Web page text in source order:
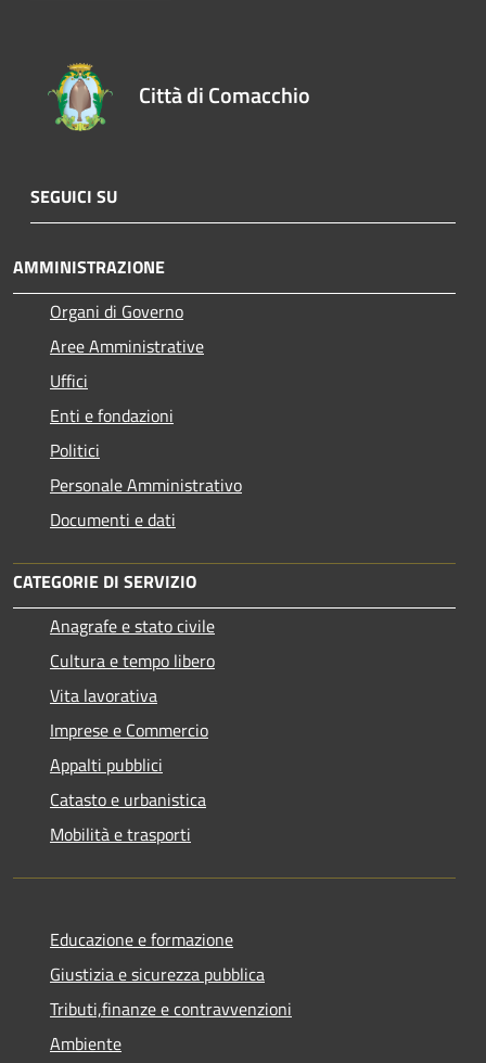
Città di Comacchio
SEGUICI SU
AMMINISTRAZIONE
Organi di Governo
Aree Amministrative
Uffici
Enti e fondazioni
Politici
Personale Amministrativo
Documenti e dati
CATEGORIE DI SERVIZIO
Anagrafe e stato civile
Cultura e tempo libero
Vita lavorativa
Imprese e Commercio
Appalti pubblici
Catasto e urbanistica
Mobilità e trasporti
Educazione e formazione
Giustizia e sicurezza pubblica
Tributi,finanze e contravvenzioni
Ambiente